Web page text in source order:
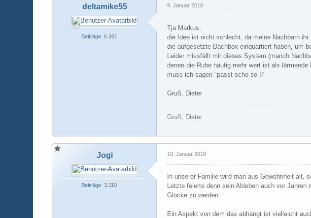
deltamike55
Beiträge 6.361
9. Januar 2018
Tja Markus,
die Idee ist nicht schlecht, da meine Nachbarn
die aufgesetzte Dachbox einquartiert haben, um
Leider missfällt mir dieses System (manch
denen die Ruhe häufig mehr wert ist als
muss ich sagen "passt scho so !!"
Gruß, Dieter
Gruß, Dieter
Jogi
Beiträge 3.110
10. Januar 2018
In unserer Familie wird man aus Gewohnheit alt,
Letzte feierte denn sein Ableben auch vor
Glocke zu werden.
Ein Aspekt von dem das abhängt ist vielleicht